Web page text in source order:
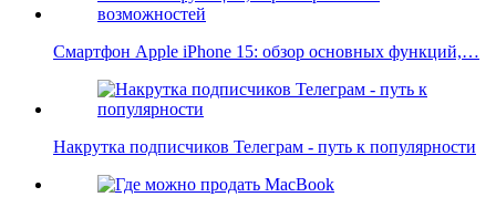
Смартфон Apple iPhone 15: обзор основных функций,…
Накрутка подписчиков Телеграм - путь к популярности